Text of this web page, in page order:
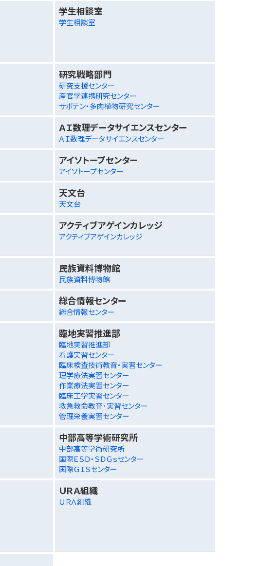
学生相談室
学生相談室
研究戦略部門
研究支援センター
産官学連携研究センター
サボテン・多肉植物研究センター
ＡＩ数理データサイエンスセンター
ＡＩ数理データサイエンスセンター
アイソトープセンター
アイソトープセンター
天文台
天文台
アクティブアゲインカレッジ
アクティブアゲインカレッジ
民族資料博物館
民族資料博物館
総合情報センター
総合情報センター
臨地実習推進部
臨地実習推進部
看護実習センター
臨床検査技術教育・実習センター
理学療法実習センター
作業療法実習センター
臨床工学実習センター
救急救命教育･実習センター
管理栄養実習センター
中部高等学術研究所
中部高等学術研究所
国際ＥＳＤ・ＳＤＧｓセンター
国際ＧＩＳセンター
ＵＲＡ組織
ＵＲＡ組織